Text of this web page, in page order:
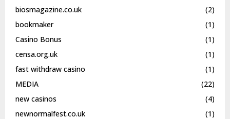
biosmagazine.co.uk
(2)
bookmaker
(1)
Casino Bonus
(1)
censa.org.uk
(1)
fast withdraw casino
(1)
MEDIA
(22)
new casinos
(4)
newnormalfest.co.uk
(1)